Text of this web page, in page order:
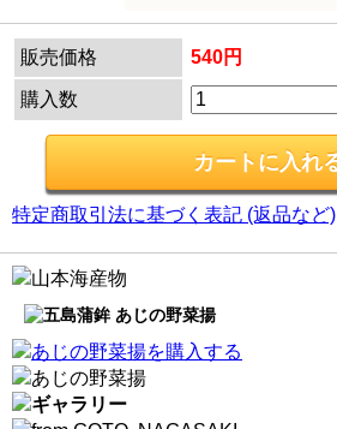
販売価格 540円
購入数
特定商取引法に基づく表記 (返品など)